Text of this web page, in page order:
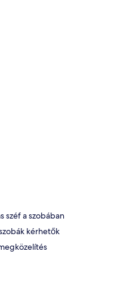
széf a szobában
kérhetők